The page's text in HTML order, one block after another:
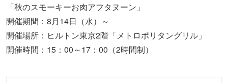
「秋のスモーキーお肉アフタヌーン」
開催期間：8月14日（水）～
開催場所：ヒルトン東京2階「メトロポリタングリル」
開催時間：15：00～17：00（2時間制）